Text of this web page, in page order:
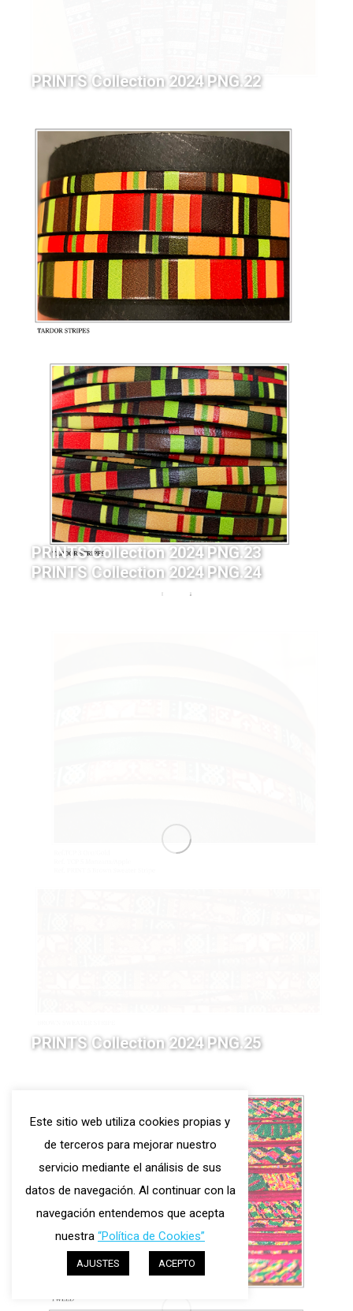
PRINTS Collection 2024 PNG.22
Este sitio web utiliza cookies propias y
de terceros para mejorar nuestro
servicio mediante el análisis de sus
datos de navegación. Al continuar con la
navegación entendemos que acepta
nuestra “Política de Cookies”
AJUSTES ACEPTO